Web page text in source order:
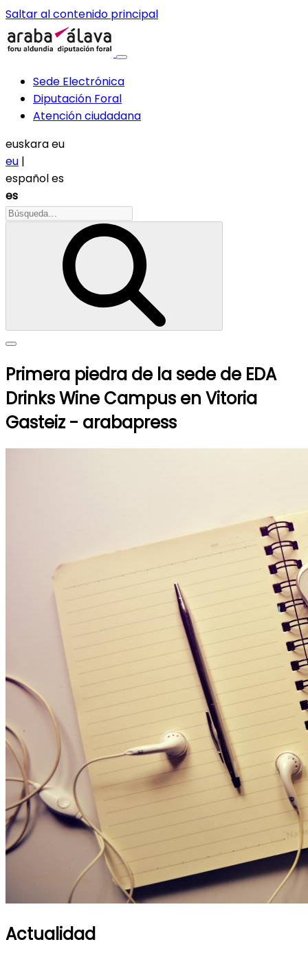
Saltar al contenido principal
Sede Electrónica
Diputación Foral
Atención ciudadana
euskaraeu
eu |
españoles
es
Primera piedra de la sede de EDA
Drinks Wine Campus en Vitoria
Gasteiz - arabapress
Actualidad